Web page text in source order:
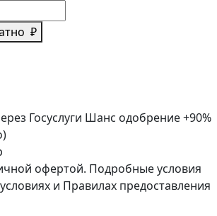
₽
Госуслуги Шанс одобрение +90%
офертой. Подробные условия
и Правилах предоставления